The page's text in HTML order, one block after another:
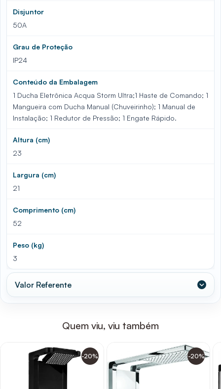
Disjuntor
50A
Grau de Proteção
IP24
Conteúdo da Embalagem
1 Ducha Eletrônica Acqua Storm Ultra;1 Haste de Comando; 1
Mangueira com Ducha Manual (Chuveirinho); 1 Manual de
Instalação; 1 Redutor de Pressão; 1 Engate Rápido.
Altura (cm)
23
Largura (cm)
21
Comprimento (cm)
52
Peso (kg)
3
Valor Referente
Quem viu, viu também
-20% -20%